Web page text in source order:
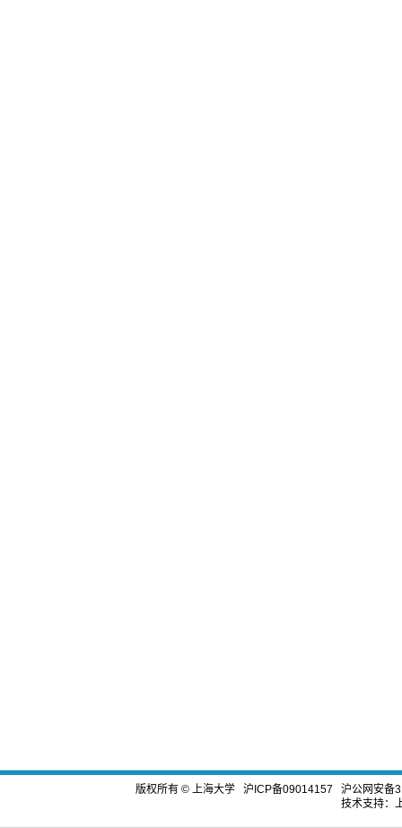
版权所有 © 上海大学 沪ICP备09014157
沪公网安备
技术支持：